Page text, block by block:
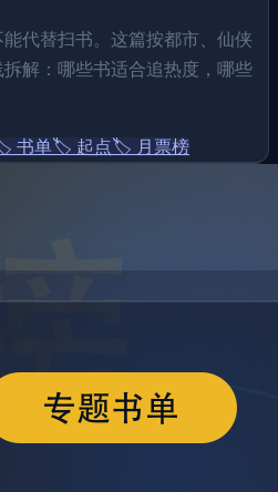
代替扫书。这篇按都市、仙侠
解：哪些书适合追热度，哪些
书单🏷️ 起点🏷️ 月票榜